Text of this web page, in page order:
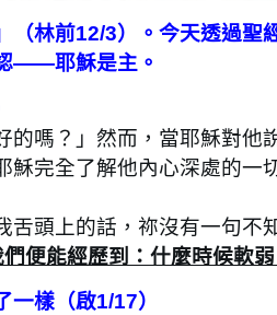
（林前12/3）
。今天透過聖
——耶穌是主。
？」然而，當耶穌對他
完全了解他內心深處的一
頭上的話，祢沒有一句不
便能經歷到：什麼時候軟
樣（啟1/17）